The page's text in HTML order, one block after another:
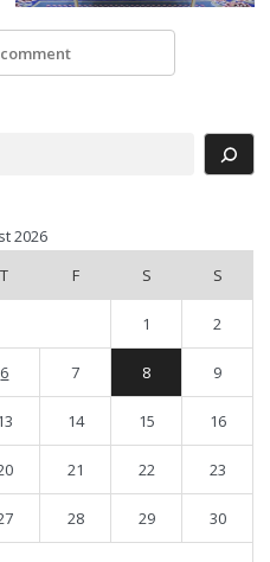
2026
T F S S
1 2
6 7 8 9
14 15 16
21 22 23
28 29 30